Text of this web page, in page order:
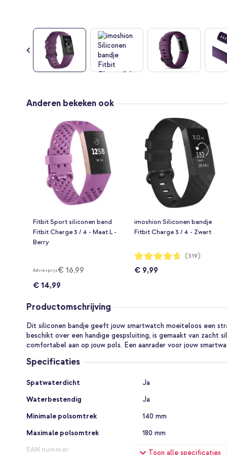
naar
het
afbeeldingen-
gallerij
Anderen bekeken ook
Fitbit Sport siliconen band
Fitbit Charge 3 / 4 - Maat L -
Berry
Adviesprijs€ 16,99
€ 14,99
imoshion Siliconen bandje
Fitbit Charge 3 / 4 - Zwart
Waardering:
93%
(319)
€ 9,99
Productomschrijving
Dit siliconen bandje geeft jouw smartwatch moeiteloos een
beschikt over een handige gespsluiting, is gemaakt van zacht
comfortabel aan op jouw pols. Een aanrader voor jouw
Specificaties
Toon alle specificaties
Specificaties
Spatwaterdicht
Ja
Waterbestendig
Ja
Minimale polsomtrek
140 mm
Maximale polsomtrek
180 mm
EAN nummer
8719295408775